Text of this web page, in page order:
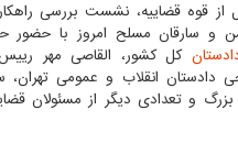
قوه قضاییه، نشست بررسی
و سارقان مسلح امروز با
کل کشور، القاصی مهر
دادستان انقلاب و عمومی تهران،
بزرگ و تعدادی دیگر از مسئولان